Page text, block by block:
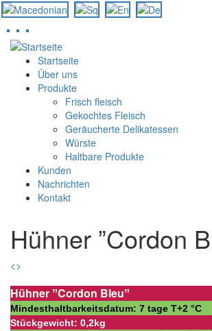
Direkt
Startseite
Über uns
Produkte
Frisch fleisch
Gekochtes Fleisch
Geräucherte Delikatessen
Würste
Haltbare Produkte
Kunden
Nachrichten
Kontakt
Hühner ˮCordon
<>
Hühner ˮCordon Bleuˮ
Mindesthaltbarkeitsdatum: 7 tage Т+2 °С
Stückgewicht: 0,2kg